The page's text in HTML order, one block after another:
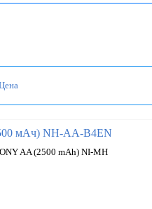
Цена
мАч) NH-AA-B4EN
AA (2500 mAh) NI-MH